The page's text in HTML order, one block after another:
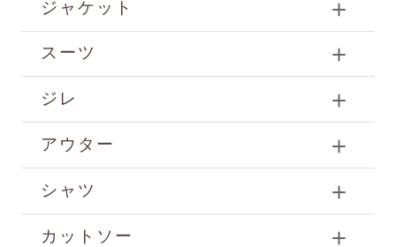
ジャケット
スーツ
ジレ
アウター
シャツ
カットソー